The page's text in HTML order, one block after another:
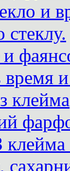
и
стеклу.
время
клейма